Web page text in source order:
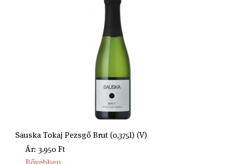
Sauska Tokaj Pezsgő Brut (0,375l) (V)
Ár: 3.950 Ft